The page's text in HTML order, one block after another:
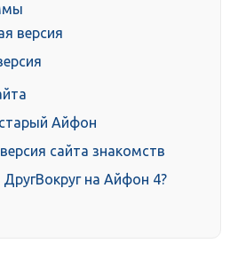
версия
Айфон
сайта знакомств
ДругВокруг на Айфон 4?